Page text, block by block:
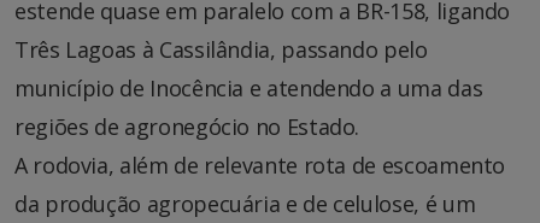
estende quase em paralelo com a BR-158, ligando
Três Lagoas à Cassilândia, passando pelo
município de Inocência e atendendo a uma das
regiões de agronegócio no Estado.
A rodovia, além de relevante rota de escoamento
da produção agropecuária e de celulose, é um